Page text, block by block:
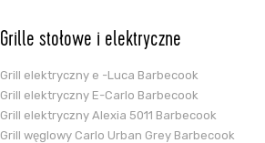
Grille stołowe i elektryczne
Grill elektryczny e -Luca Barbecook
Grill elektryczny E-Carlo Barbecook
Grill elektryczny Alexia 5011 Barbecook
Grill węglowy Carlo Urban Grey Barbecook